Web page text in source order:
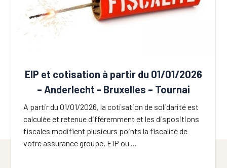
EIP et cotisation à partir du 01/01/2026
– Anderlecht - Bruxelles – Tournai
A partir du 01/01/2026, la cotisation de solidarité est
calculée et retenue différemment et les dispositions
fiscales modifient plusieurs points la fiscalité de
votre assurance groupe, EIP ou ...